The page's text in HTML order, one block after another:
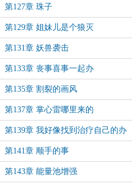
第127章 珠子
第129章 姐妹儿是个狼灭
第131章 妖兽袭击
第133章 丧事喜事一起办
第135章 割裂的画风
第137章 掌心雷哪里来的
第139章 我好像找到治疗自己的办
法了
第141章 顺手的事
第143章 能量池增强